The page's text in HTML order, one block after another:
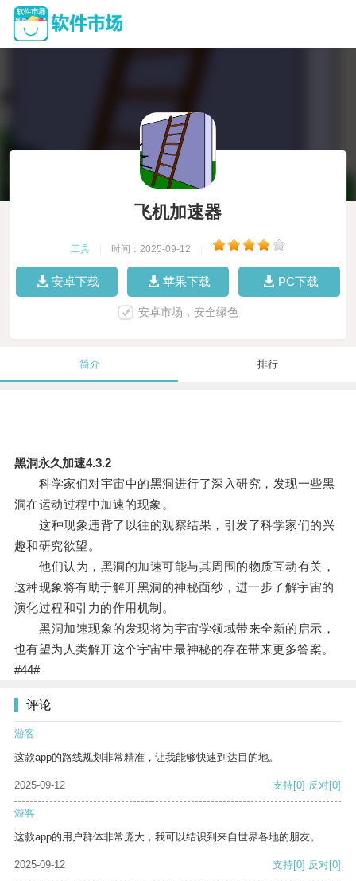
飞机加速器
工具 时间：2025-09-12
安卓下载 苹果下载 PC下载
安卓市场，安全绿色
简介 排行
黑洞永久加速4.3.2
科学家们对宇宙中的黑洞进行了深入研究，发现一些黑
洞在运动过程中加速的现象。
这种现象违背了以往的观察结果，引发了科学家们的兴
趣和研究欲望。
他们认为，黑洞的加速可能与其周围的物质互动有关，
这种现象将有助于解开黑洞的神秘面纱，进一步了解宇宙的
演化过程和引力的作用机制。
黑洞加速现象的发现将为宇宙学领域带来全新的启示，
也有望为人类解开这个宇宙中最神秘的存在带来更多答案。
#44#
评论
游客
这款app的路线规划非常精准，让我能够快速到达目的地。
2025-09-12 支持[0] 反对[0]
游客
这款app的用户群体非常庞大，我可以结识到来自世界各地的朋友。
2025-09-12 支持[0] 反对[0]